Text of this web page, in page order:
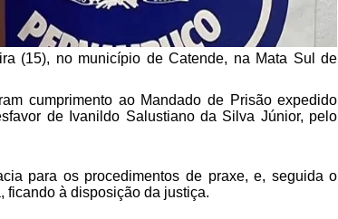
(15), no município de Catende, na Mata Sul de
cumprimento ao Mandado de Prisão expedido
de Ivanildo Salustiano da Silva Júnior, pelo
para os procedimentos de praxe, e, seguida o
ficando à disposição da justiça.